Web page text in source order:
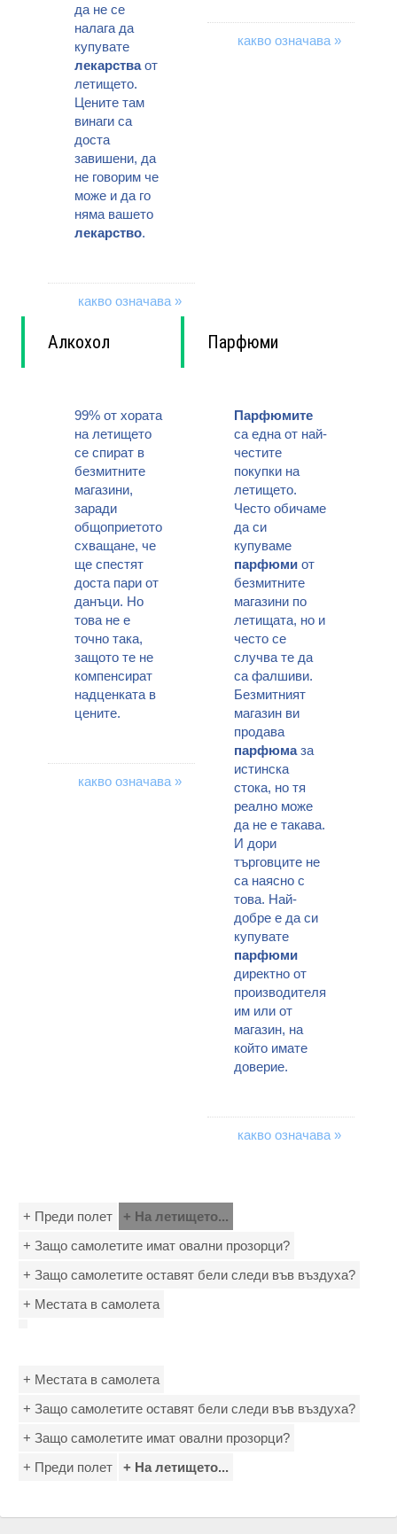
да не се
налага да
купувате
лекарстваот
летището.
Цените там
винаги са
доста
завишени, да
не говорим че
може и да го
няма вашето
лекарство.
какво означава »
какво означава »
Алкохол
99% от хората
на летището
се спират в
безмитните
магазини,
заради
общоприетото
схващане, че
ще спестят
доста пари от
данъци. Но
това не е
точно така,
защото те не
компенсират
надценката в
цените.
какво означава »
Парфюми
Парфюмите
са една от най-
честите
покупки на
летището.
Често обичаме
да си
купуваме
парфюми от
безмитните
магазини по
летищата, но и
често се
случва те да
са фалшиви.
Безмитният
магазин ви
продава
парфюмаза
истинска
стока, но тя
реално може
да не е такава.
И дори
търговците не
са наясно с
това. Най-
добре е да си
купувате
парфюми
директно от
производителя
им или от
магазин, на
който имате
доверие.
какво означава »
+ Преди полет
+ На летището...
+ Защо самолетите имат овални прозорци?
+ Защо самолетите оставят бели следи във въздуха?
+ Местата в самолета
+ Местата в самолета
+ Защо самолетите оставят бели следи във въздуха?
+ Защо самолетите имат овални прозорци?
+ Преди полет
+ На летището...